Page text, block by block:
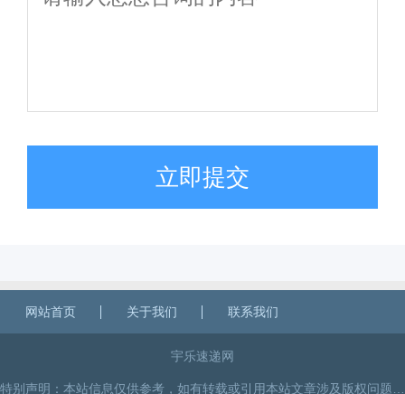
立即提交
网站首页 关于我们 联系我们
宇乐速递网